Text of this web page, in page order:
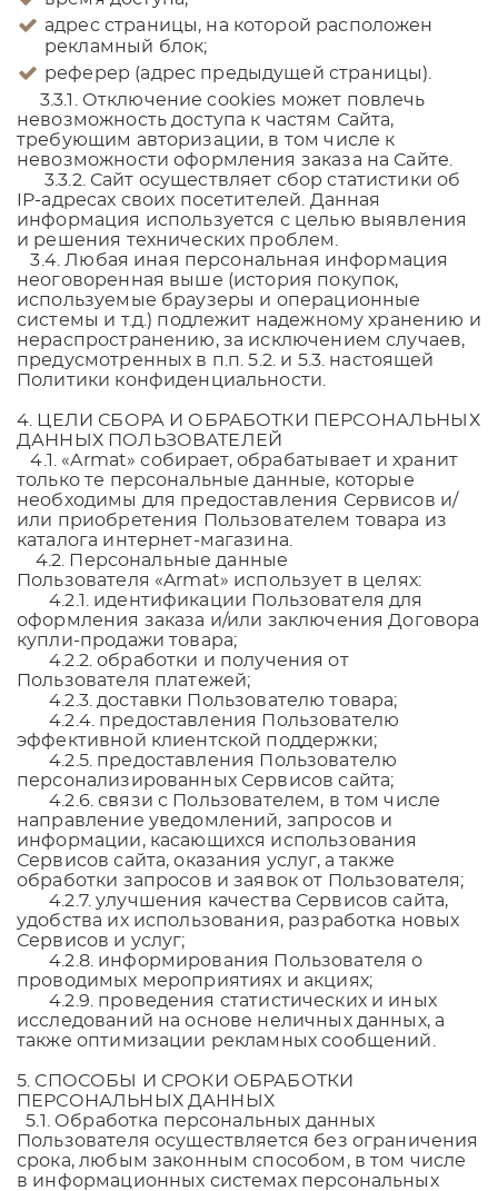
адрес страницы, на которой расположен
рекламный блок;
реферер (адрес предыдущей страницы).
3.3.1. Отключение cookies может повлечь
невозможность доступа к частям Сайта,
требующим авторизации, в том числе к
невозможности оформления заказа на Сайте.
3.3.2. Сайт осуществляет сбор статистики об
IP-адресах своих посетителей. Данная
информация используется с целью выявления
и решения технических проблем.
3.4. Любая иная персональная информация
неоговоренная выше (история покупок,
используемые браузеры и операционные
системы и т.д.) подлежит надежному хранению и
нераспространению, за исключением случаев,
предусмотренных в п.п. 5.2. и 5.3. настоящей
Политики конфиденциальности.
4. ЦЕЛИ СБОРА И ОБРАБОТКИ ПЕРСОНАЛЬНЫХ
ДАННЫХ ПОЛЬЗОВАТЕЛЕЙ
4.1. «Armat» собирает, обрабатывает и хранит
только те персональные данные, которые
необходимы для предоставления Сервисов и/
или приобретения Пользователем товара из
каталога интернет-магазина.
4.2. Персональные данные
Пользователя «Armat» использует в целях:
4.2.1. идентификации Пользователя для
оформления заказа и/или заключения Договора
купли-продажи товара;
4.2.2. обработки и получения от
Пользователя платежей;
4.2.3. доставки Пользователю товара;
4.2.4. предоставления Пользователю
эффективной клиентской поддержки;
4.2.5. предоставления Пользователю
персонализированных Сервисов сайта;
4.2.6. связи с Пользователем, в том числе
направление уведомлений, запросов и
информации, касающихся использования
Сервисов сайта, оказания услуг, а также
обработки запросов и заявок от Пользователя;
4.2.7. улучшения качества Сервисов сайта,
удобства их использования, разработка новых
Сервисов и услуг;
4.2.8. информирования Пользователя о
проводимых мероприятиях и акциях;
4.2.9. проведения статистических и иных
исследований на основе неличных данных, а
также оптимизации рекламных сообщений.
5. СПОСОБЫ И СРОКИ ОБРАБОТКИ
ПЕРСОНАЛЬНЫХ ДАННЫХ
5.1. Обработка персональных данных
Пользователя осуществляется без ограничения
срока, любым законным способом, в том числе
в информационных системах персональных